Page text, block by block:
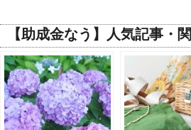
【助成金なう】人気記事・